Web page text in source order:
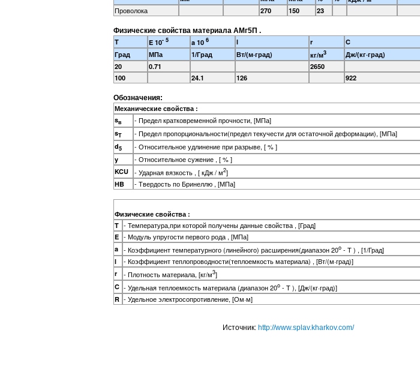
Проволока 270 150 23
Физические свойства материала АМг5П .
T E 10- 5 a 10 6 l r C
Град МПа 1/Град Вт/(м·град) кг/м3 Дж/(кг·град)
20
0.71 2650
100
24.1 126 922
Обозначения:
Механические свойства :
sв - Предел кратковременной прочности, [МПа]
sT - Предел пропорциональности(предел текучести для остаточной деформации), [МПа]
d5 - Относительное удлинение при разрыве, [ % ]
y - Относительное сужение , [ % ]
KCU - Ударная вязкость , [ кДж / м2]
HB - Твердость по Бринеллю , [МПа]
Физические свойства :
T - Температура,при которой получены данные свойства , [Град]
E - Модуль упругости первого рода , [МПа]
a - Коэффициент температурного (линейного) расширения(диапазон 20o - T ) , [1/Град]
l - Коэффициент теплопроводности(теплоемкость материала) , [Вт/(м·град)]
r - Плотность материала, [кг/м3]
C - Удельная теплоемкость материала (диапазон 20o - T ), [Дж/(кг·град)]
R - Удельное электросопротивление, [Ом·м]
Источник: http://www.splav.kharkov.com/